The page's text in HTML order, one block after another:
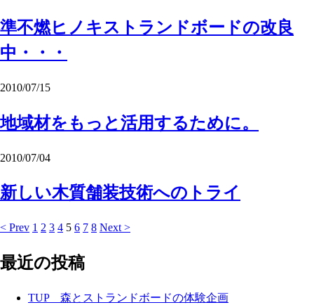
準不燃ヒノキストランドボードの改良
中・・・
2010/07/15
地域材をもっと活用するために。
2010/07/04
新しい木質舗装技術へのトライ
< Prev 1 2 3 4 5 6 7 8 Next >
最近の投稿
TUP 森とストランドボードの体験企画